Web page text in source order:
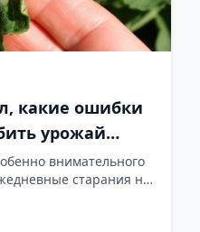
какие ошибки
урожай
внимательного
старания не
а огурцы и другие